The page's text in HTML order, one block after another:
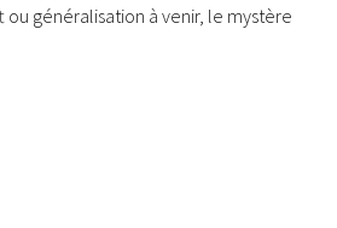
généralisation à venir, le mystère